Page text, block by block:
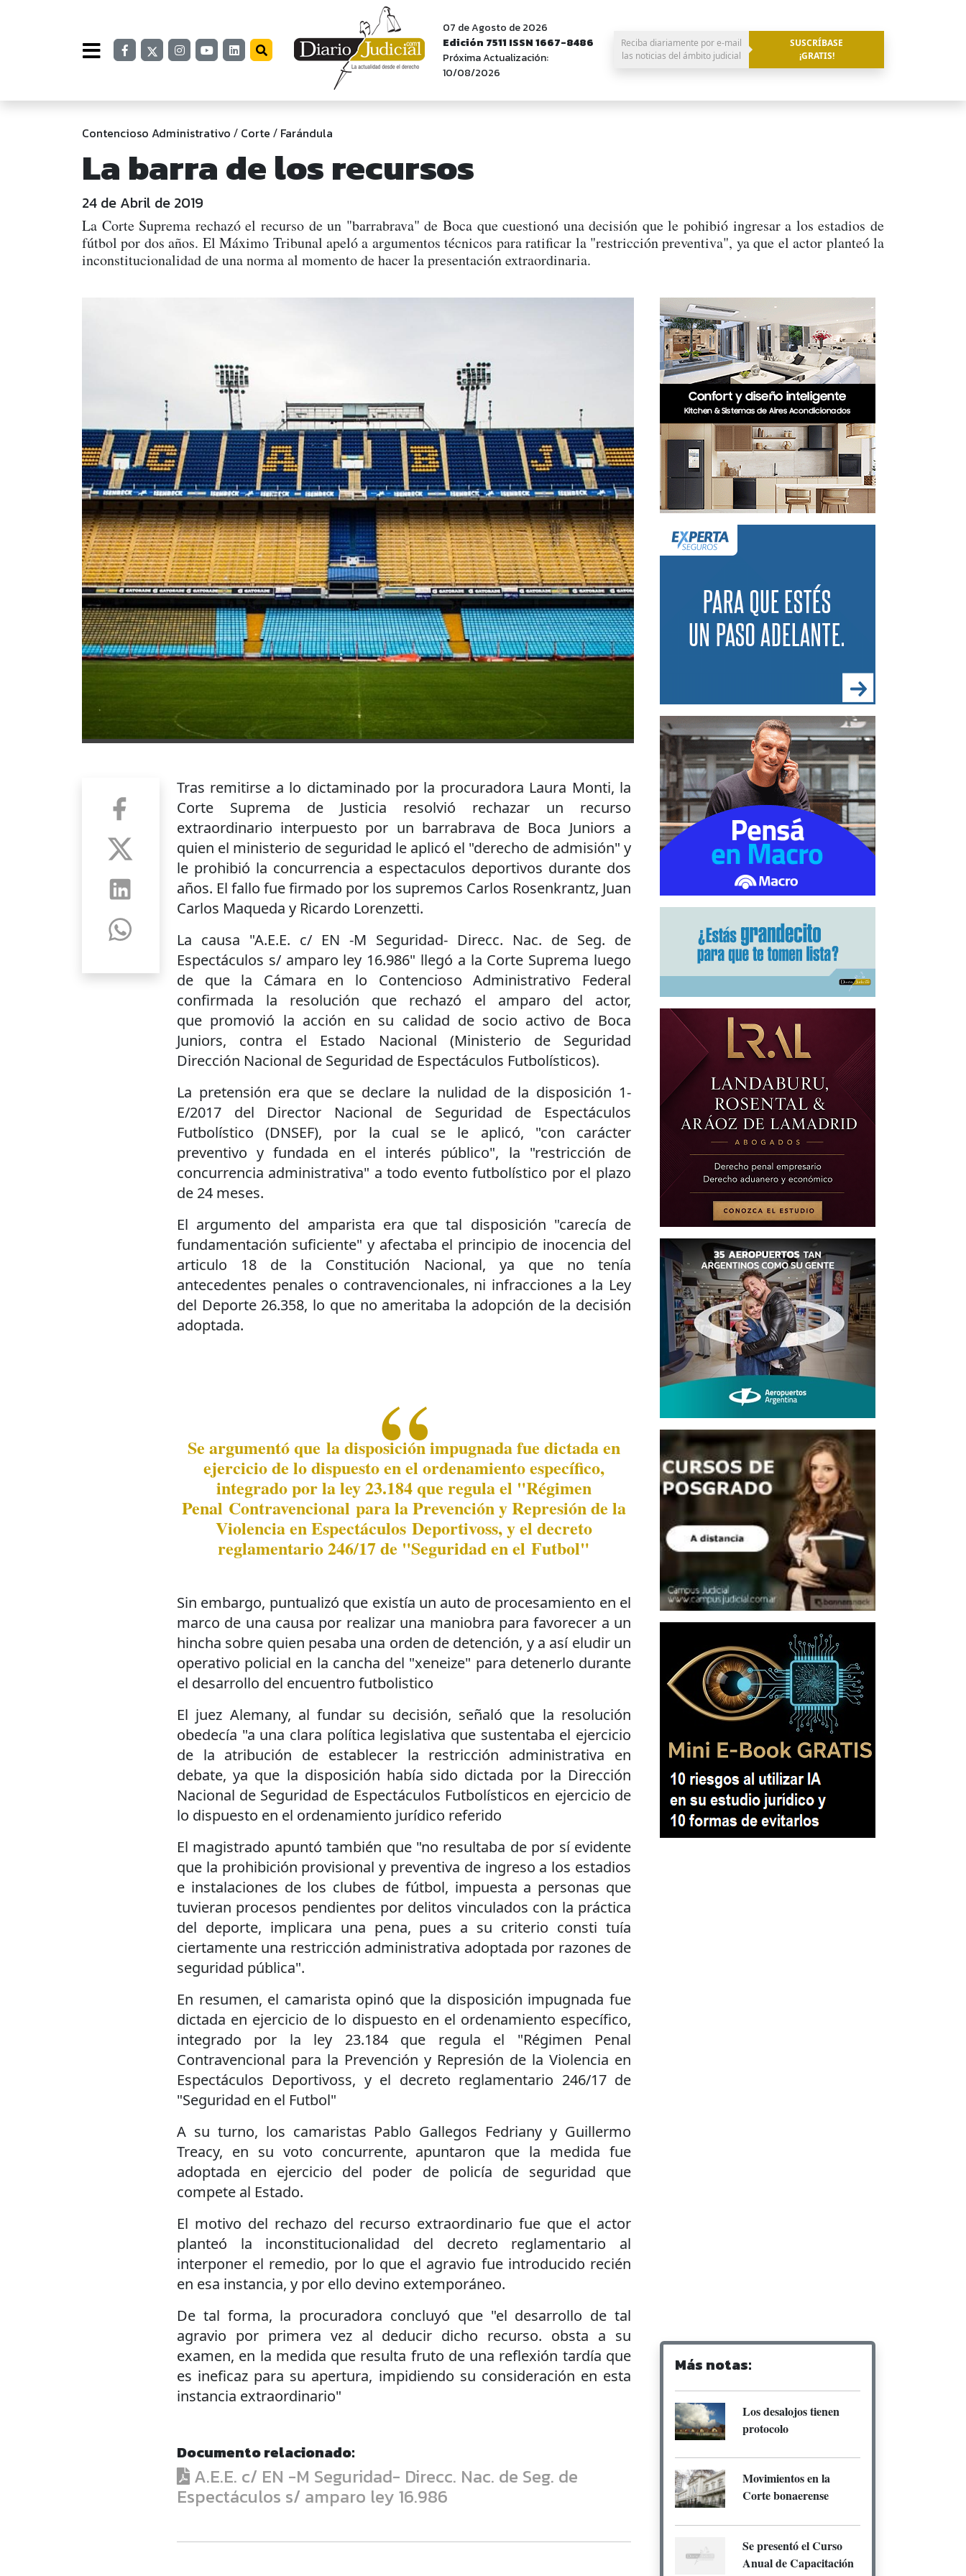
07 de Agosto de 2026
Edición 7511 ISSN 1667-8486
Próxima Actualización:
10/08/2026
Reciba diariamente por e-mail
las noticias del ámbito judicial
SUSCRÍBASE
¡GRATIS!
Contencioso Administrativo / Corte / Farándula
La barra de los recursos
24 de Abril de 2019
La Corte Suprema rechazó el recurso de un "barrabrava" de Boca que cuestionó una decisión que le pohibió ingresar a los estadios de
fútbol por dos años. El Máximo Tribunal apeló a argumentos técnicos para ratificar la "restricción preventiva", ya que el actor planteó la
inconstitucionalidad de una norma al momento de hacer la presentación extraordinaria.
Tras remitirse a lo dictaminado por la procuradora Laura Monti, la
Corte Suprema de Justicia resolvió rechazar un recurso
extraordinario interpuesto por un barrabrava de Boca Juniors a
quien el ministerio de seguridad le aplicó el "derecho de admisión" y
le prohibió la concurrencia a espectaculos deportivos durante dos
años. El fallo fue firmado por los supremos Carlos Rosenkrantz, Juan
Carlos Maqueda y Ricardo Lorenzetti.
La causa "A.E.E. c/ EN -M Seguridad- Direcc. Nac. de Seg. de
Espectáculos s/ amparo ley 16.986" llegó a la Corte Suprema luego
de que la Cámara en lo Contencioso Administrativo Federal
confirmada la resolución que rechazó el amparo del actor,
que promovió la acción en su calidad de socio activo de Boca
Juniors, contra el Estado Nacional (Ministerio de Seguridad
Dirección Nacional de Seguridad de Espectáculos Futbolísticos).
La pretensión era que se declare la nulidad de la disposición 1-
E/2017 del Director Nacional de Seguridad de Espectáculos
Futbolístico (DNSEF), por la cual se le aplicó, "con carácter
preventivo y fundada en el interés público", la "restricción de
concurrencia administrativa" a todo evento futbolístico por el plazo
de 24 meses.
El argumento del amparista era que tal disposición "carecía de
fundamentación suficiente" y afectaba el principio de inocencia del
articulo 18 de la Constitución Nacional, ya que no tenía
antecedentes penales o contravencionales, ni infracciones a la Ley
del Deporte 26.358, lo que no ameritaba la adopción de la decisión
adoptada.
Se argumentó que la disposición impugnada fue dictada en
ejercicio de lo dispuesto en el ordenamiento específico,
integrado por la ley 23.184 que regula el "Régimen
Penal Contravencional para la Prevención y Represión de la
Violencia en Espectáculos Deportivoss, y el decreto
reglamentario 246/17 de "Seguridad en el Futbol"
Sin embargo, puntualizó que existía un auto de procesamiento en el
marco de una causa por realizar una maniobra para favorecer a un
hincha sobre quien pesaba una orden de detención, y a así eludir un
operativo policial en la cancha del "xeneize" para detenerlo durante
el desarrollo del encuentro futbolistico
El juez Alemany, al fundar su decisión, señaló que la resolución
obedecía "a una clara política legislativa que sustentaba el ejercicio
de la atribución de establecer la restricción administrativa en
debate, ya que la disposición había sido dictada por la Dirección
Nacional de Seguridad de Espectáculos Futbolísticos en ejercicio de
lo dispuesto en el ordenamiento jurídico referido
El magistrado apuntó también que "no resultaba de por sí evidente
que la prohibición provisional y preventiva de ingreso a los estadios
e instalaciones de los clubes de fútbol, impuesta a personas que
tuvieran procesos pendientes por delitos vinculados con la práctica
del deporte, implicara una pena, pues a su criterio consti tuía
ciertamente una restricción administrativa adoptada por razones de
seguridad pública".
En resumen, el camarista opinó que la disposición impugnada fue
dictada en ejercicio de lo dispuesto en el ordenamiento específico,
integrado por la ley 23.184 que regula el "Régimen Penal
Contravencional para la Prevención y Represión de la Violencia en
Espectáculos Deportivoss, y el decreto reglamentario 246/17 de
"Seguridad en el Futbol"
A su turno, los camaristas Pablo Gallegos Fedriany y Guillermo
Treacy, en su voto concurrente, apuntaron que la medida fue
adoptada en ejercicio del poder de policía de seguridad que
compete al Estado.
El motivo del rechazo del recurso extraordinario fue que el actor
planteó la inconstitucionalidad del decreto reglamentario al
interponer el remedio, por lo que el agravio fue introducido recién
en esa instancia, y por ello devino extemporáneo.
De tal forma, la procuradora concluyó que "el desarrollo de tal
agravio por primera vez al deducir dicho recurso. obsta a su
examen, en la medida que resulta fruto de una reflexión tardía que
es ineficaz para su apertura, impidiendo su consideración en esta
instancia extraordinario"
Documento relacionado:
A.E.E. c/ EN -M Seguridad- Direcc. Nac. de Seg. de
Espectáculos s/ amparo ley 16.986
Más notas:
Los desalojos tienen
protocolo
Movimientos en la
Corte bonaerense
Se presentó el Curso
Anual de Capacitación